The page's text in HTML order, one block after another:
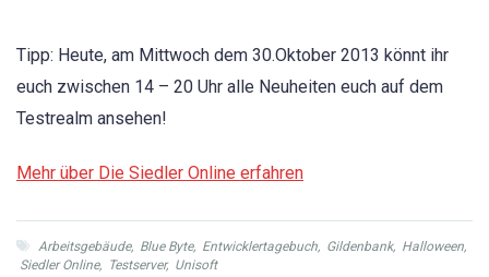
Tipp: Heute, am Mittwoch dem 30.Oktober 2013 könnt ihr
euch zwischen 14 – 20 Uhr alle Neuheiten euch auf dem
Testrealm ansehen!
Mehr über Die Siedler Online erfahren
Arbeitsgebäude, Blue Byte, Entwicklertagebuch, Gildenbank, Halloween,
Siedler Online, Testserver, Unisoft